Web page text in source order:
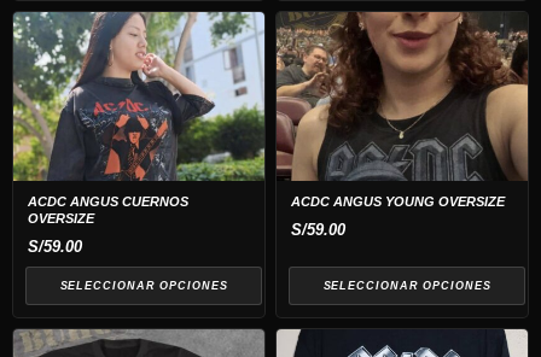
en
la
página
de
producto
en
la
página
de
producto
ACDC ANGUS CUERNOS
OVERSIZE
S/59.00
SELECCIONAR OPCIONES
Este
producto
tiene
múltiples
variantes.
Las
opciones
se
pueden
elegir
en
la
ACDC ANGUS YOUNG OVERSIZE
S/59.00
SELECCIONAR OPCIONES
Este
producto
tiene
múltiples
variantes.
Las
opciones
se
elegir
en
Este
Este